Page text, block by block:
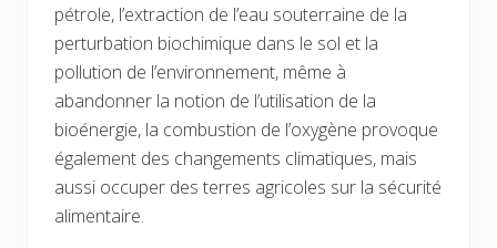
pétrole, l’extraction de l’eau souterraine de la
perturbation biochimique dans le sol et la
pollution de l’environnement, même à
abandonner la notion de l’utilisation de la
bioénergie, la combustion de l’oxygène provoque
également des changements climatiques, mais
aussi occuper des terres agricoles sur la sécurité
alimentaire.